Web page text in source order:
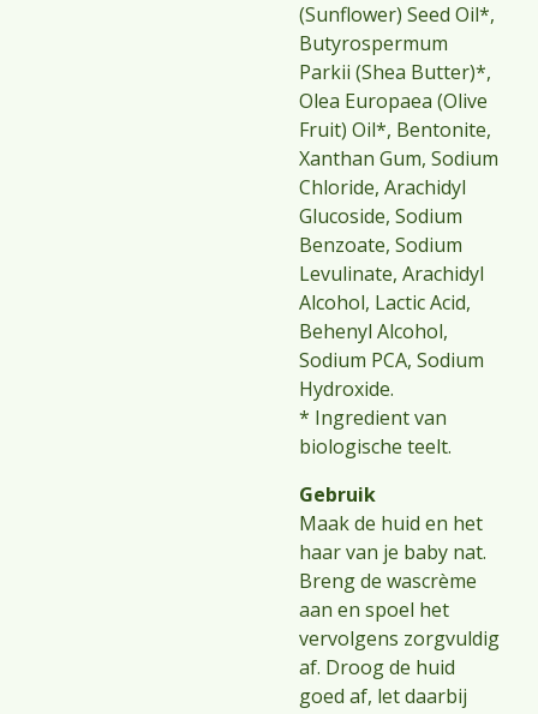
(Sunflower) Seed Oil*,
Butyrospermum
Parkii (Shea Butter)*,
Olea Europaea (Olive
Fruit) Oil*, Bentonite,
Xanthan Gum, Sodium
Chloride, Arachidyl
Glucoside, Sodium
Benzoate, Sodium
Levulinate, Arachidyl
Alcohol, Lactic Acid,
Behenyl Alcohol,
Sodium PCA, Sodium
Hydroxide.
* Ingredient van
biologische teelt.
Gebruik
Maak de huid en het
haar van je baby nat.
Breng de wascrème
aan en spoel het
vervolgens zorgvuldig
af. Droog de huid
goed af, let daarbij